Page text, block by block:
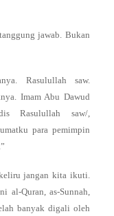
jawab. Bukan
Rasulullah saw.
Imam Abu Dawud
Rasulullah saw/,
para pemimpin
jangan kita ikuti.
al-Quran, as-Sunnah,
banyak digali oleh